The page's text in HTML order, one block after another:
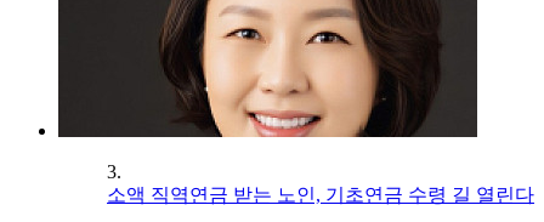
3.
소액 직역연금 받는 노인, 기초연금 수령 길 열린다